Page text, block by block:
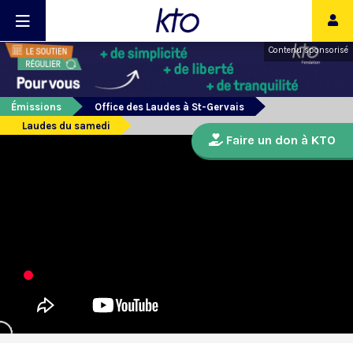
Contenu sponsorisé
Émissions
Office des Laudes à St-Gervais
Laudes du samedi
Faire un don à KTO